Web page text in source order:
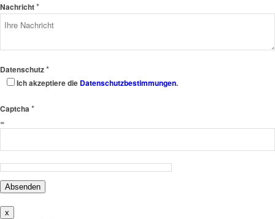
Nachricht*
Datenschutz*
Ich akzeptiere die Datenschutzbestimmungen.
Captcha *
=
Absenden
x